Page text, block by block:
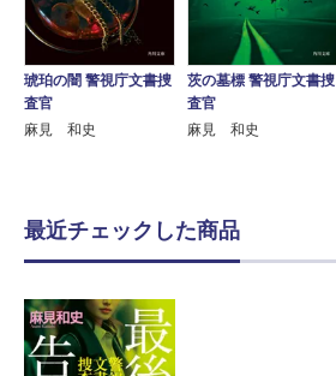
琥珀の闇 警視庁文書捜
査官
麻見 和史
茨の墓標 警視庁文書捜
査官
麻見 和史
最近チェックした商品